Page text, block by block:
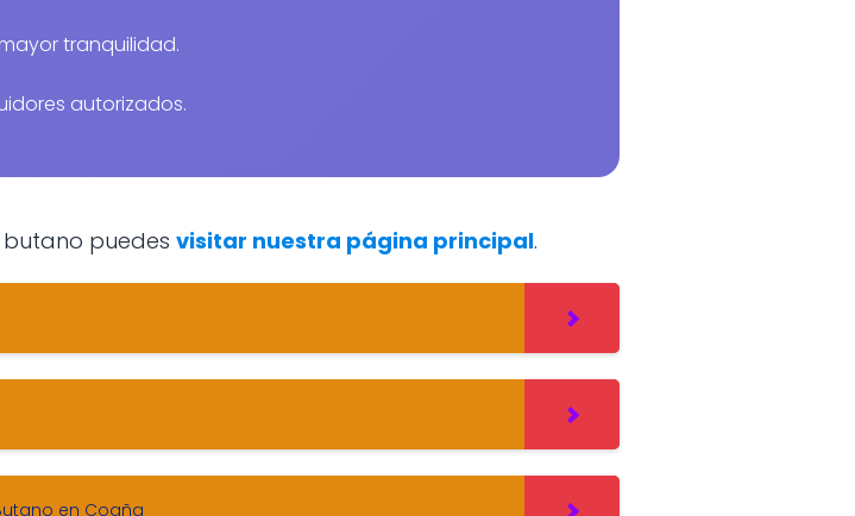
tranquilidad.
autorizados.
butano puedes visitar nuestra página principal.
en Coaña